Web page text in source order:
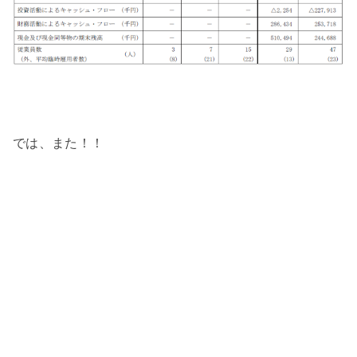
では、また！！